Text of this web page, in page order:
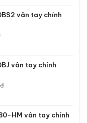
vân tay chính
vân tay chính
HM vân tay chính